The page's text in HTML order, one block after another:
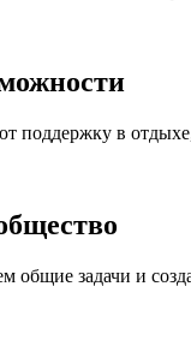
поддержку в
задачи и